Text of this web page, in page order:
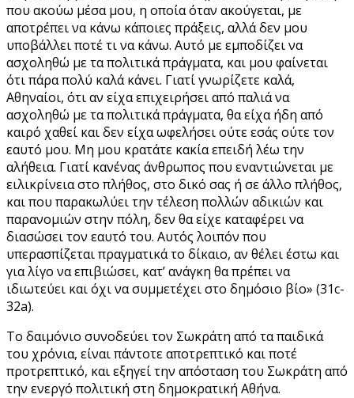
που ακούω μέσα μου, η οποία όταν ακούγεται, με
αποτρέπει να κάνω κάποιες πράξεις, αλλά δεν μου
υποβάλλει ποτέ τι να κάνω. Αυτό με εμποδίζει να
ασχοληθώ με τα πολιτικά πράγματα, και μου φαίνεται
ότι πάρα πολύ καλά κάνει. Γιατί γνωρίζετε καλά,
Αθηναίοι, ότι αν είχα επιχειρήσει από παλιά να
ασχοληθώ με τα πολιτικά πράγματα, θα είχα ήδη από
καιρό χαθεί και δεν είχα ωφελήσει ούτε εσάς ούτε τον
εαυτό μου. Μη μου κρατάτε κακία επειδή λέω την
αλήθεια. Γιατί κανένας άνθρωπος που εναντιώνεται με
ειλικρίνεια στο πλήθος, στο δικό σας ή σε άλλο πλήθος,
και που παρακωλύει την τέλεση πολλών αδικιών και
παρανομιών στην πόλη, δεν θα είχε καταφέρει να
διασώσει τον εαυτό του. Αυτός λοιπόν που
υπερασπίζεται πραγματικά το δίκαιο, αν θέλει έστω και
για λίγο να επιβιώσει, κατ’ ανάγκη θα πρέπει να
ιδιωτεύει και όχι να συμμετέχει στο δημόσιο βίο» (31c-
32a).
Το δαιμόνιο συνοδεύει τον Σωκράτη από τα παιδικά
του χρόνια, είναι πάντοτε αποτρεπτικό και ποτέ
προτρεπτικό, και εξηγεί την απόσταση του Σωκράτη από
την ενεργό πολιτική στη δημοκρατική Αθήνα.